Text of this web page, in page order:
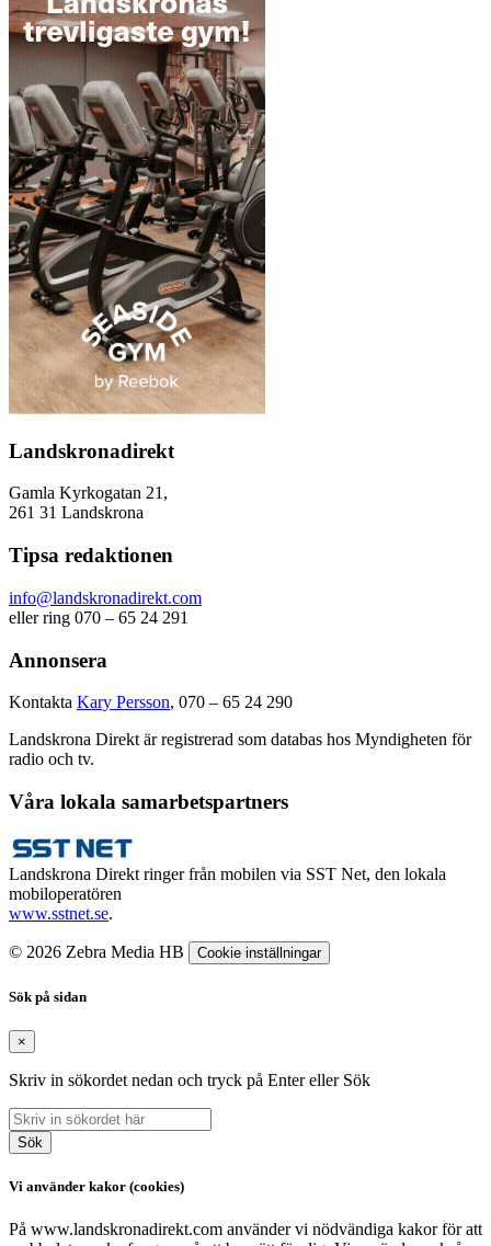
Landskronadirekt
Gamla Kyrkogatan 21,
261 31 Landskrona
Tipsa redaktionen
info@landskronadirekt.com
eller ring 070 – 65 24 291
Annonsera
Kontakta Kary Persson, 070 – 65 24 290
Landskrona Direkt är registrerad som databas hos Myndigheten för
radio och tv.
Våra lokala samarbetspartners
Landskrona Direkt ringer från mobilen via SST Net, den lokala
mobiloperatören
www.sstnet.se.
© 2026 Zebra Media HB Cookie inställningar
Sök på sidan
×
Skriv in sökordet nedan och tryck på Enter eller Sök
Sök
Vi använder kakor (cookies)
På www.landskronadirekt.com använder vi nödvändiga kakor för att